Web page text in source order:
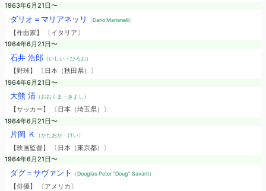
1963年6月21日〜
ダリオ＝マリアネッリ （Dario Marianelli）
【作曲家】 〔イタリア〕
1964年6月21日〜
石井 浩郎（いしい・ひろお）
【野球】 〔日本（秋田県）〕
1964年6月21日〜
大熊 清（おおくま・きよし）
【サッカー】 〔日本（埼玉県）〕
1964年6月21日〜
片岡 Ｋ （かたおか・けい）
【映画監督】 〔日本（東京都）〕
1964年6月21日〜
ダグ＝サヴァント （Douglas Peter “Doug” Savant）
【俳優】 〔アメリカ〕